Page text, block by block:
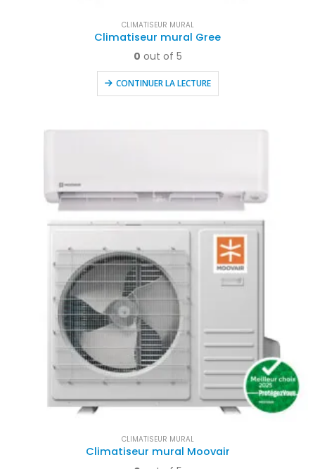
CLIMATISEUR MURAL
Climatiseur mural Gree
0 out of 5
CONTINUER LA LECTURE
CLIMATISEUR MURAL
Climatiseur mural Moovair